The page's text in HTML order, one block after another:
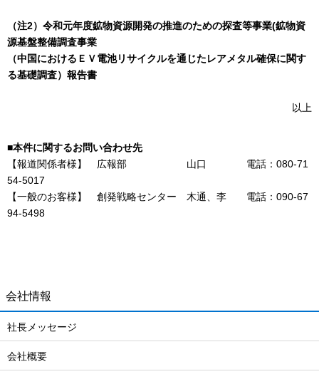
（注2）令和元年度鉱物資源開発の推進のための探査等事業(鉱物資
源基盤整備調査事業
（中国におけるＥＶ電池リサイクルを通じたレアメタル確保に関す
る基礎調査）報告書
以上
■本件に関するお問い合わせ先
【報道関係者様】 広報部 山口 電話：080-71
54-5017
【一般のお客様】 創発戦略センター 木通、李 電話：090-67
94-5498
会社情報
社長メッセージ
会社概要